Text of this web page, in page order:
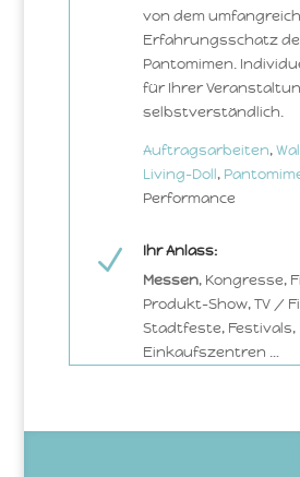
von dem
Erfahrungsschatz
Pantomimen.
für Ihrer
selbstverständlich.
Auftragsarbeiten,
Living-Doll,
Performance
N
Ihr Anlass:
Messen, Kongresse,
Produkt-Show, TV /
Stadtfeste, Festivals,
Einkaufszentren …